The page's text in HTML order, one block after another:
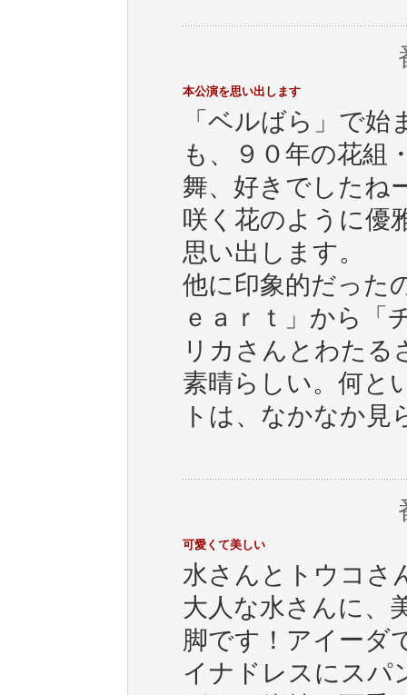
本公演を思い出します
「ベルばら」で
も、９０年の花組
舞、好きでしたね
咲く花のように優
思い出します。
他に印象的だっ
ｅａｒｔ」から「
リカさんとわたる
素晴らしい。何と
トは、なかなか
可愛くて美しい
水さんとトウコさ
大人な水さんに、
脚です！アイーダ
イナドレスにスパ